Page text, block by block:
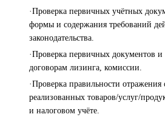
·Проверка первичных учётных
формы и содержания требований
законодательства.
·Проверка первичных документов
договорам лизинга, комиссии.
·Проверка правильности отражения
реализованных товаров/услуг/
и налоговом учёте.